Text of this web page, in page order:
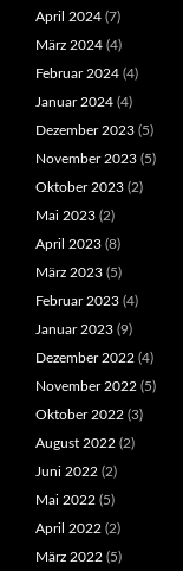
April 2024 (7)
März 2024 (4)
Februar 2024 (4)
Januar 2024 (4)
Dezember 2023 (5)
November 2023 (5)
Oktober 2023 (2)
Mai 2023 (2)
April 2023 (8)
März 2023 (5)
Februar 2023 (4)
Januar 2023 (9)
Dezember 2022 (4)
November 2022 (5)
Oktober 2022 (3)
August 2022 (2)
Juni 2022 (2)
Mai 2022 (5)
April 2022 (2)
März 2022 (5)